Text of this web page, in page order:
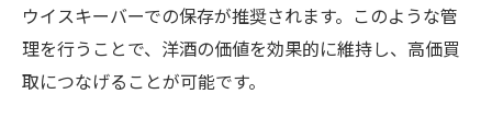
ウイスキーバーでの保存が推奨されます。このような管
理を行うことで、洋酒の価値を効果的に維持し、高価買
取につなげることが可能です。